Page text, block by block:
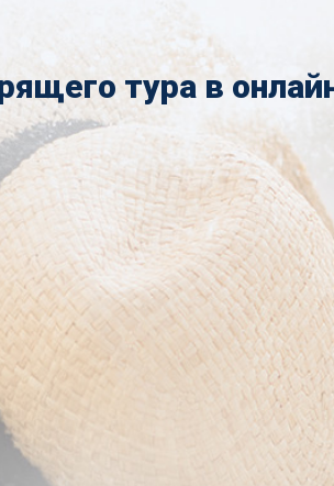
тура в